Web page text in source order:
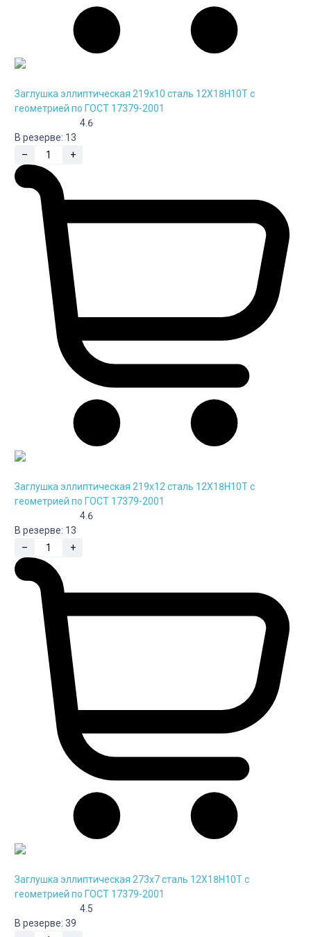
Заглушка эллиптическая 219х10 сталь 12Х18Н10Т с
геометрией по ГОСТ 17379-2001
4.6
В резерве: 13
–
+
Заглушка эллиптическая 219х12 сталь 12Х18Н10Т с
геометрией по ГОСТ 17379-2001
4.6
В резерве: 13
–
+
Заглушка эллиптическая 273х7 сталь 12Х18Н10Т с
геометрией по ГОСТ 17379-2001
4.5
В резерве: 39